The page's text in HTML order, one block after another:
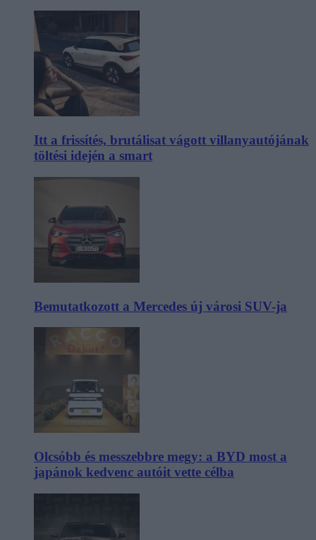
Itt a frissítés, brutálisat vágott villanyautójának
töltési idején a smart
Bemutatkozott a Mercedes új városi SUV-ja
Olcsóbb és messzebbre megy: a BYD most a
japánok kedvenc autóit vette célba